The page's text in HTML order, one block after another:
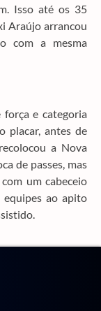
Isso até os 35
Araújo arrancou
com a mesma
e categoria
placar, antes de
a Nova
de passes, mas
um cabeceio
equipes ao apito